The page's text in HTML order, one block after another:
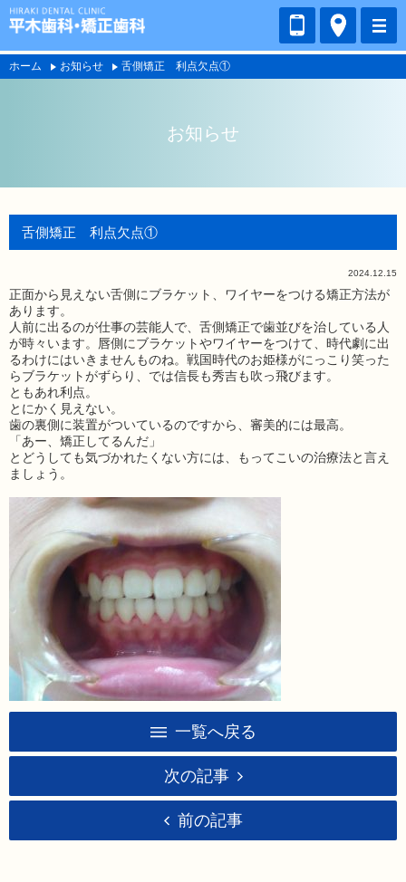
ホーム お知らせ 舌側矯正 利点欠点①
お知らせ
舌側矯正 利点欠点①
2024.12.15
正面から見えない舌側にブラケット、ワイヤーをつける矯正方法が
あります。
人前に出るのが仕事の芸能人で、舌側矯正で歯並びを治している人
が時々います。唇側にブラケットやワイヤーをつけて、時代劇に出
るわけにはいきませんものね。戦国時代のお姫様がにっこり笑った
らブラケットがずらり、では信長も秀吉も吹っ飛びます。
ともあれ利点。
とにかく見えない。
歯の裏側に装置がついているのですから、審美的には最高。
「あー、矯正してるんだ」
とどうしても気づかれたくない方には、もってこいの治療法と言え
ましょう。
一覧へ戻る
次の記事
前の記事